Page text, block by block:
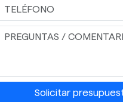
Solicitar